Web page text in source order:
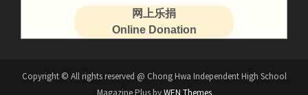
网上乐捐
Online Donation
Copyright © All rights reserved @ Chong Hwa Independent High School
Magazine Plus byWEN Themes